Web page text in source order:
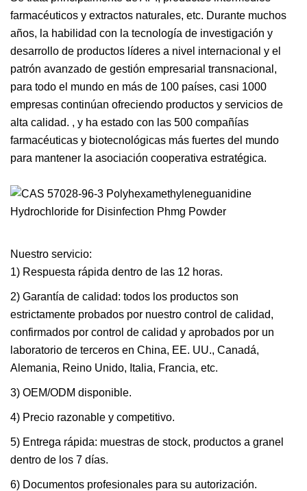
farmacéuticos y extractos naturales, etc. Durante muchos
años, la habilidad con la tecnología de investigación y
desarrollo de productos líderes a nivel internacional y el
patrón avanzado de gestión empresarial transnacional,
para todo el mundo en más de 100 países, casi 1000
empresas continúan ofreciendo productos y servicios de
alta calidad. , y ha estado con las 500 compañías
farmacéuticas y biotecnológicas más fuertes del mundo
para mantener la asociación cooperativa estratégica.
Nuestro servicio:
1) Respuesta rápida dentro de las 12 horas.
2) Garantía de calidad: todos los productos son
estrictamente probados por nuestro control de calidad,
confirmados por control de calidad y aprobados por un
laboratorio de terceros en China, EE. UU., Canadá,
Alemania, Reino Unido, Italia, Francia, etc.
3) OEM/ODM disponible.
4) Precio razonable y competitivo.
5) Entrega rápida: muestras de stock, productos a granel
dentro de los 7 días.
6) Documentos profesionales para su autorización.